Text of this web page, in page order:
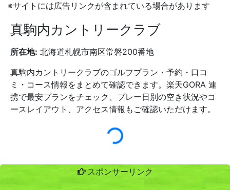
※サイトには広告リンクが含まれている場合があります
真駒内カントリークラブ
所在地: 北海道札幌市南区常磐200番地
真駒内カントリークラブのゴルフプラン・予約・口コ
ミ・コース情報をまとめて確認できます。楽天GORA 連
携で最安プランをチェック、プレー日別の空き状況やコ
ースレイアウト、アクセス情報もご確認いただけます。
スポンサーリンク